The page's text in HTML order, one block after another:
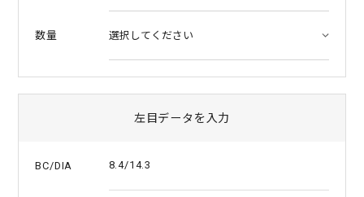
数量
左目データを入力
BC/DIA 8.4/14.3